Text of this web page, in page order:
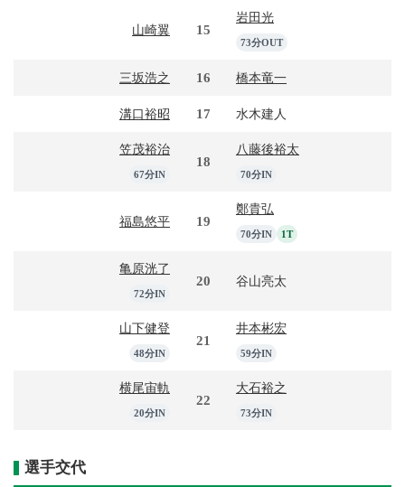
山崎翼 15
岩田光
73分OUT
三坂浩之 16 橋本竜一
溝口裕昭 17 水木建人
笠茂裕治
67分IN
18
八藤後裕太
70分IN
福島悠平 19
鄭貴弘
70分IN 1T
亀原洸了
72分IN
20 谷山亮太
山下健登
48分IN
21
井本彬宏
59分IN
横尾宙軌
20分IN
22
大石裕之
73分IN
選手交代